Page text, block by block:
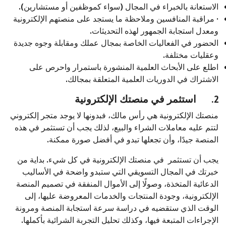
الاستعانة بالخبراء في المجال (سواء كموظفين أو مستشارين).
· مراقبة المنافسين وملاحظة ما يستجد على منصتهم الإلكترونية
ومعدل استجابة الجمهور لهذه التحديثات.
الحضور في الفعاليات الخاصة بمجال عملك ومقابلة وجوه جديدة
وعقليات مختلفة.
اطلع على الأبحاث العلمية المنشورة باستمرار واحرص على
الاشتراك في الدوريات العلمية المتعلقة بمجالك.
2. استثمر في منصتك الإلكترونية
منصتك الإلكترونية هي رأس مالك، فبدونها لا يوجد متجر إلكتروني
لتتم عليه معاملات الشراء والبيع، لذلك يجب أن تستثمر في هذه
المنصة جيدًا، وأن تجعلها تبدو في أفضل صورة ممكنة.
يجب أن تستثمر في منصتك الإلكترونية في كل شيء. بداية من
خبرتك في المجال التسويقي التي ستبدو واضحة في الأساليب
الدعائية المتخذة، وصولًا إلى الأموال المنفقة في تصميم المنصة
الإلكترونية، وجودة المنتجات والخدمات المعروضة عليها، إلى
الوقت الذي ستقضيه في دراسة سرعة استجابة المنصة ومرونة
الإجراءات المتبعة فيها، وكذلك تحليل التجربة الشرائية بأكملها.